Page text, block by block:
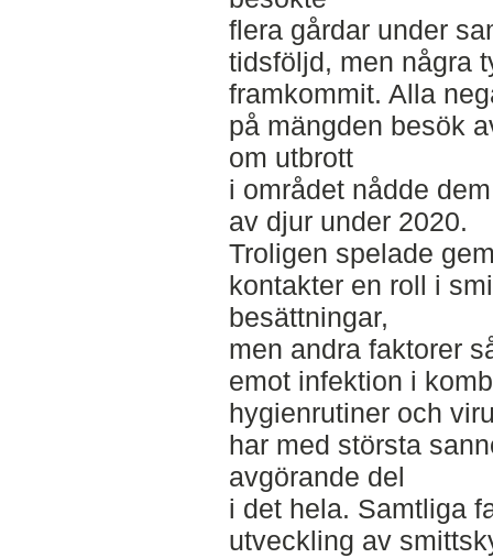
flera gårdar under
tidsföljd, men några
framkommit. Alla
på mängden besök
om utbrott
i området nådde
av djur under 2020.
Troligen spelade
kontakter en roll i
besättningar,
men andra faktorer
emot infektion i
hygienrutiner och
har med största
avgörande del
i det hela. Samtliga
utveckling av